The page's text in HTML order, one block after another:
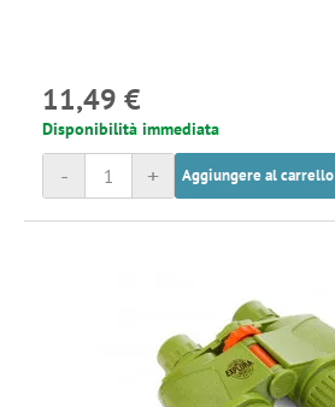
11,49 €
Disponibilità immediata
+
- Aggiungere al carrello